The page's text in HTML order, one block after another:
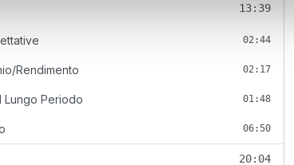
13:39
02:44
Rendimento 02:17
Lungo Periodo 01:48
06:50
20:04